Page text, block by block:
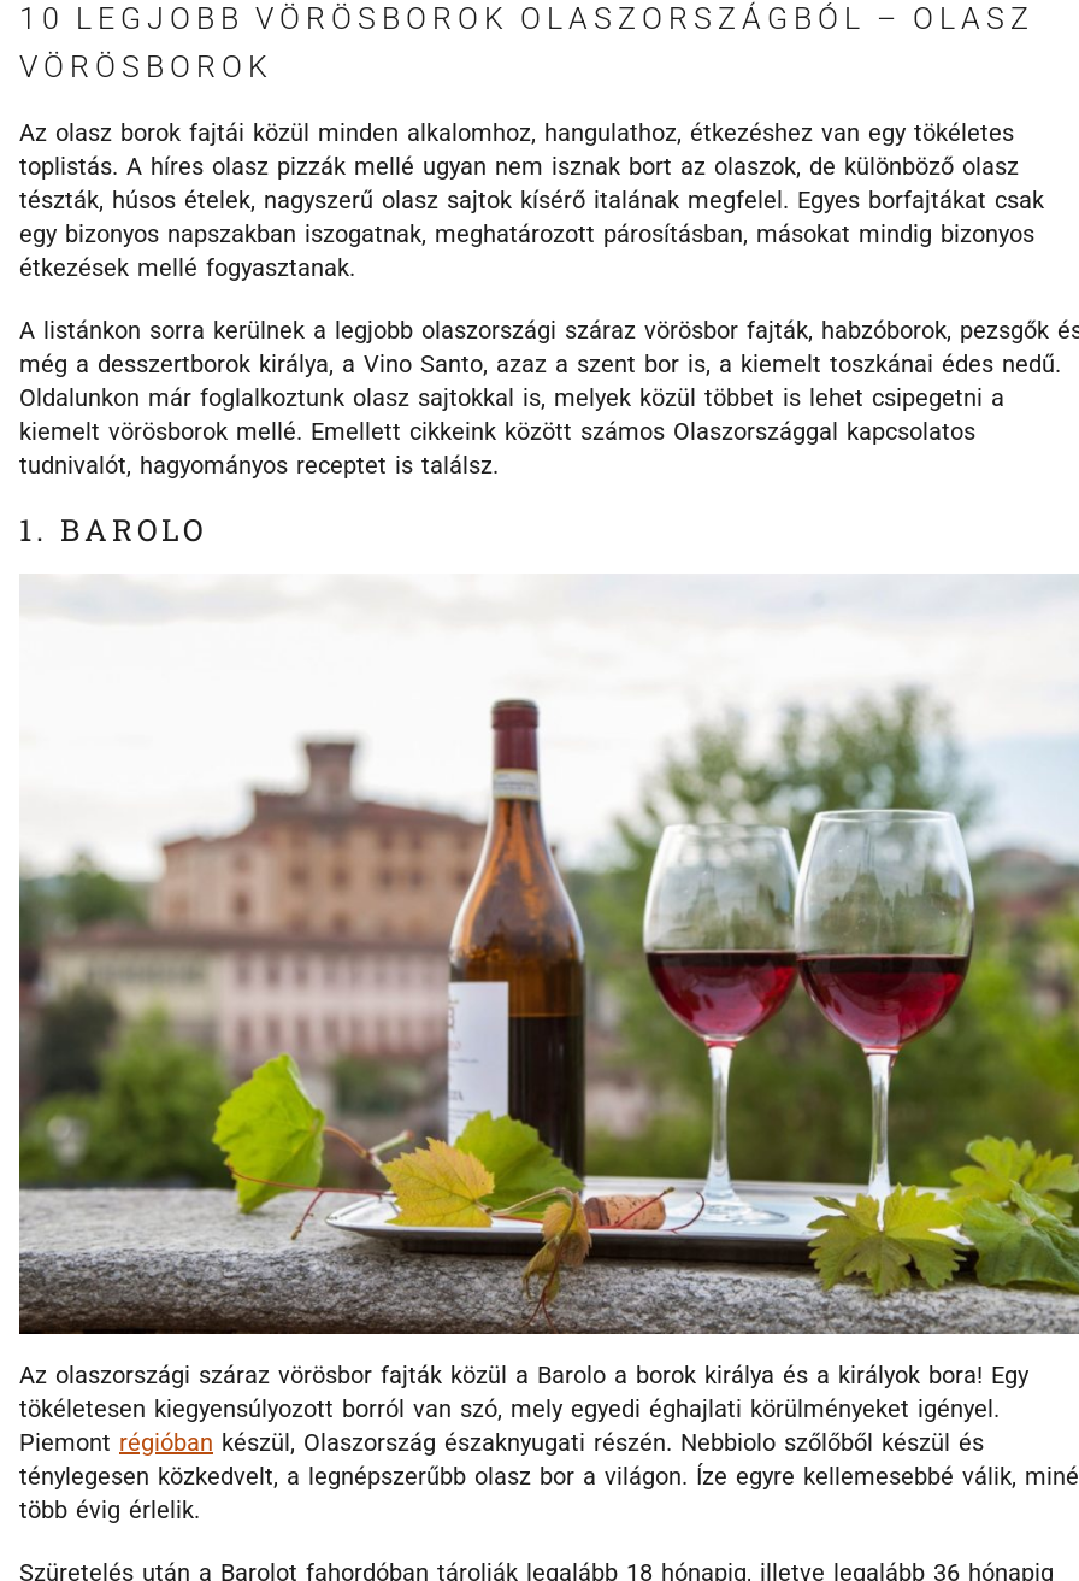
10 LEGJOBB VÖRÖSBOROK OLASZORSZÁGBÓL – OLASZ
VÖRÖSBOROK
Az olasz borok fajtái közül minden alkalomhoz, hangulathoz, étkezéshez van egy tökéletes
toplistás. A híres olasz pizzák mellé ugyan nem isznak bort az olaszok, de különböző olasz
tészták, húsos ételek, nagyszerű olasz sajtok kísérő italának megfelel. Egyes borfajtákat csak
egy bizonyos napszakban iszogatnak, meghatározott párosításban, másokat mindig bizonyos
étkezések mellé fogyasztanak.
A listánkon sorra kerülnek a legjobb olaszországi száraz vörösbor fajták, habzóborok, pezsgők
még a desszertborok királya, a Vino Santo, azaz a szent bor is, a kiemelt toszkánai édes nedű.
Oldalunkon már foglalkoztunk olasz sajtokkal is, melyek közül többet is lehet csipegetni a
kiemelt vörösborok mellé. Emellett cikkeink között számos Olaszországgal kapcsolatos
tudnivalót, hagyományos receptet is találsz.
1. BAROLO
Az olaszországi száraz vörösbor fajták közül a Barolo a borok királya és a királyok bora! Egy
tökéletesen kiegyensúlyozott borról van szó, mely egyedi éghajlati körülményeket igényel.
Piemont régióban készül, Olaszország északnyugati részén. Nebbiolo szőlőből készül és
ténylegesen közkedvelt, a legnépszerűbb olasz bor a világon. Íze egyre kellemesebbé válik,
több évig érlelik.
Szüretelés után a Barolot fahordóban tárolják legalább 18 hónapig, illetve legalább 36 hónapig